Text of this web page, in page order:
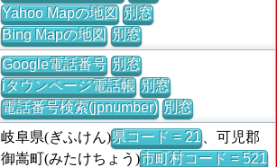
Yahoo Mapの地図 別窓
Bing Mapの地図 別窓
Google電話番号 別窓
iタウンページ電話帳 別窓
電話番号検索(jpnumber) 別窓
岐阜県(ぎふけん)県コード = 21、可児郡
御嵩町(みたけちょう)市町村コード = 521